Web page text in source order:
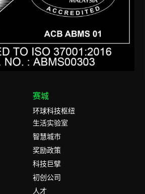
赛城
环球科技枢纽
生活实验室
智慧城市
奖励政策
科技巨擘
初创公司
人才